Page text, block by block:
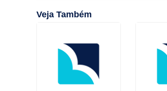
Veja Também